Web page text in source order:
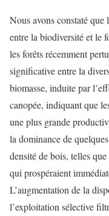
Nous avons constaté
entre la biodiversité et le
les forêts récemment
significative entre la
biomasse, induite par
canopée, indiquant que
une plus grande
la dominance de
densité de bois, telles
qui prospéraient
L’augmentation de la
l’exploitation sélective